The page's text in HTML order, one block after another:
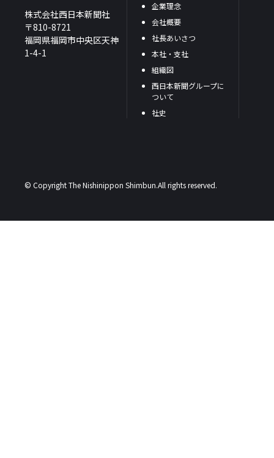
株式会社西日本新聞社
〒810-8721
福岡県福岡市中央区天神
1-4-1
企業理念
会社概要
社長あいさつ
本社・支社
組織図
西日本新聞グループに
ついて
社史
© Copyright The Nishinippon Shimbun.All rights reserved.